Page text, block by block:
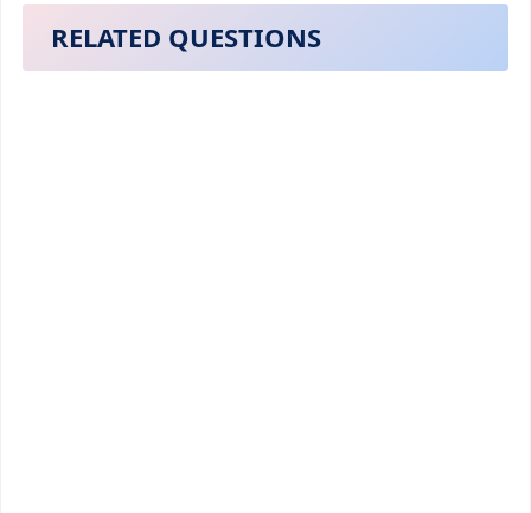
RELATED QUESTIONS